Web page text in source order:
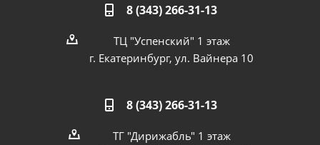
8 (343) 266-31-13
ТЦ "Успенский" 1 этаж
г. Екатеринбург, ул. Вайнера 10
8 (343) 266-31-13
ТГ "Дирижабль" 1 этаж